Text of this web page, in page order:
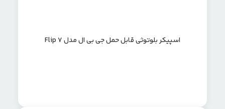
اسپیکر بلوتوثی قابل حمل جی بی ال مدل Flip 7